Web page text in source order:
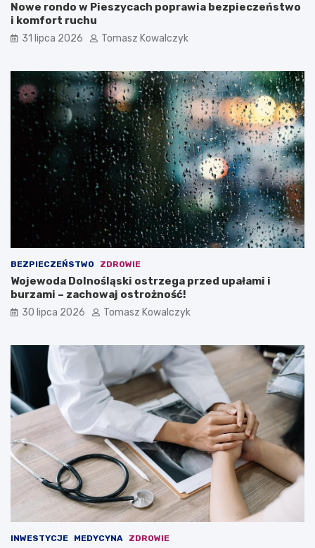
Nowe rondo w Pieszycach poprawia bezpieczeństwo
i komfort ruchu
31 lipca 2026 Tomasz Kowalczyk
BEZPIECZEŃSTWO ZDROWIE
Wojewoda Dolnośląski ostrzega przed upałami i
burzami – zachowaj ostrożność!
30 lipca 2026 Tomasz Kowalczyk
INWESTYCJE MEDYCYNA ZDROWIE